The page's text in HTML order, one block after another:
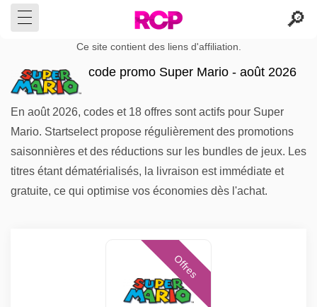
Ce site contient des liens d'affiliation.
code promo Super Mario - août 2026
En août 2026, codes et 18 offres sont actifs pour Super
Mario. Startselect propose régulièrement des promotions
saisonnières et des réductions sur les bundles de jeux. Les
titres étant dématérialisés, la livraison est immédiate et
gratuite, ce qui optimise vos économies dès l'achat.
Offres